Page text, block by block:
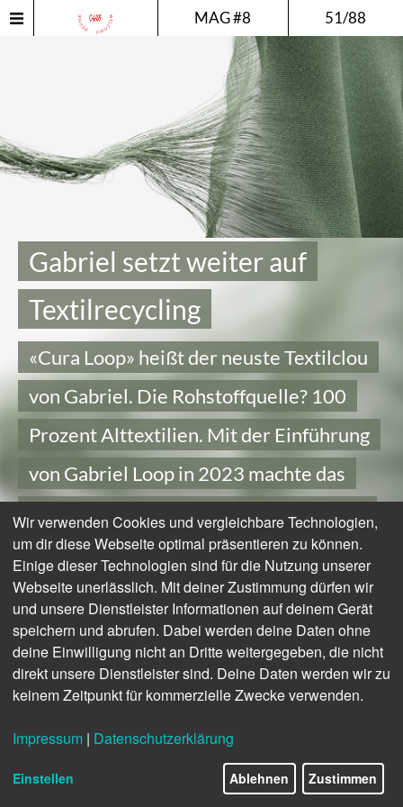
MAG #8 51/88
Gabriel setzt weiter auf
Textilrecycling
«Cura Loop» heißt der neuste Textilclou
von Gabriel. Die Rohstoffquelle? 100
Prozent Alttextilien. Mit der Einführung
von Gabriel Loop in 2023 machte das
dänische Traditionsunternehmen einen
großen Schritt in Richtung
Kreislaufwirtschaft in der
Textilproduktion. Die Initiative stellt ein
geschlossenes Kreislaufsystem vor, das
Textilabfälle in neue, hochwertige
Polsterstoffe – sogenannte Loop-Textilien
– umwandelt, die immer wieder recycelt
Wir verwenden Cookies und vergleichbare Technologien,
um dir diese Webseite optimal präsentieren zu können.
Einige dieser Technologien sind für die Nutzung unserer
Webseite unerlässlich. Mit deiner Zustimmung dürfen wir
und unsere Dienstleister Informationen auf deinem Gerät
speichern und abrufen. Dabei werden deine Daten ohne
deine Einwilligung nicht an Dritte weitergegeben, die nicht
direkt unsere Dienstleister sind. Deine Daten werden wir zu
keinem Zeitpunkt für kommerzielle Zwecke verwenden.
Impressum | Datenschutzerklärung
Einstellen Ablehnen Zustimmen